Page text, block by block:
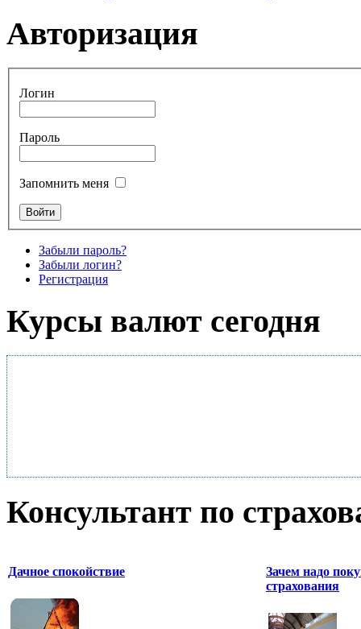
Авторизация
Логин
Пароль
Запомнить меня
Забыли пароль?
Забыли логин?
Регистрация
Курсы валют сегодня
Консультант по
Дачное спокойствие
Зачем надо
страхования